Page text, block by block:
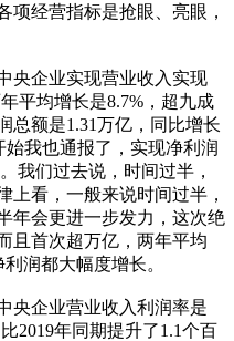
项经营指标是抢眼、亮眼，
央企业实现营业收入实现
平均增长是8.7%，超九成
总额是1.31万亿，同比增长
始我也通报了，实现净利润
我们过去说，时间过半，
上看，一般来说时间过半，
年会更进一步发力，这次绝
且首次超万亿，两年平均
润都大幅度增长。
央企业营业收入利润率是
2019年同期提升了1.1个百